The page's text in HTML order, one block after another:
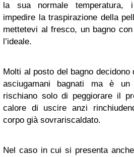
la sua normale temperatura,
impedire la traspirazione della
mettetevi al fresco, un bagno
l’ideale.
Molti al posto del bagno
asciugamani bagnati ma è
rischiano solo di peggiorare il
calore di uscire anzi
corpo già sovrariscaldato.
Nel caso in cui si presenta